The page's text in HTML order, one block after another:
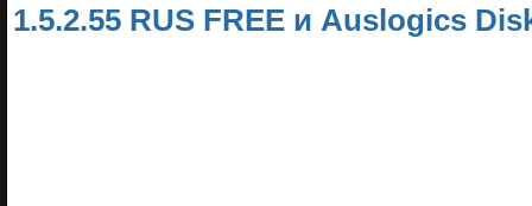
1.5.2.55 RUS FREE и Auslogics